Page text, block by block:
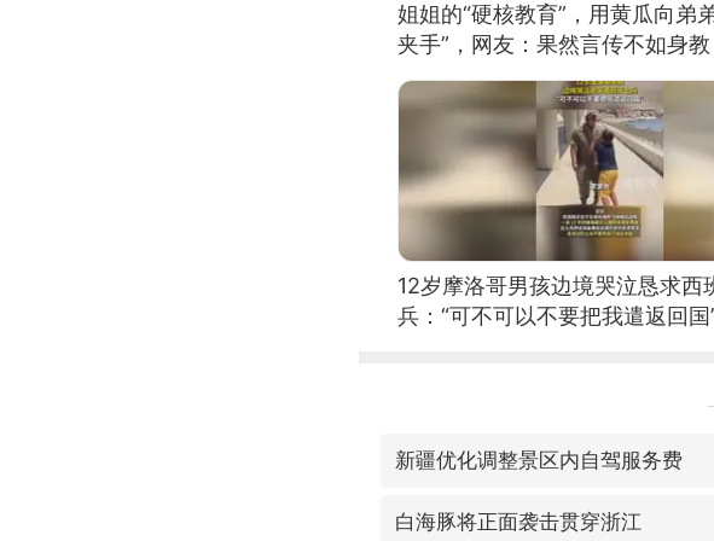
姐姐的“硬核教育”，用黄瓜向弟
夹手”，网友：果然言传不如身教
12岁摩洛哥男孩边境哭泣恳求西
兵：“可不可以不要把我遣返回国
新疆优化调整景区内自驾服务费
白海豚将正面袭击贯穿浙江